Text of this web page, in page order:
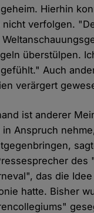
Hierhin
nicht verfolgen.
überstülpen.
Auch
verärgert
ist anderer
Anspruch
des
das die
hatte. Bisher